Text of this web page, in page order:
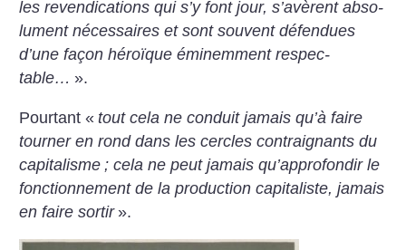
les reven­di­ca­tions qui s’y font jour, s’avèrent abso­
lu­ment néces­saires et sont sou­vent défen­dues
d’une façon héroïque émi­nem­ment res­pec­
table… ».
Pourtant « tout cela ne conduit jamais qu’à faire
tour­ner en rond dans les cercles contrai­gnants du
capi­ta­lisme ; cela ne peut jamais qu’approfondir le
fonc­tion­ne­ment de la pro­duction capitaliste, jamais
en faire sortir ».